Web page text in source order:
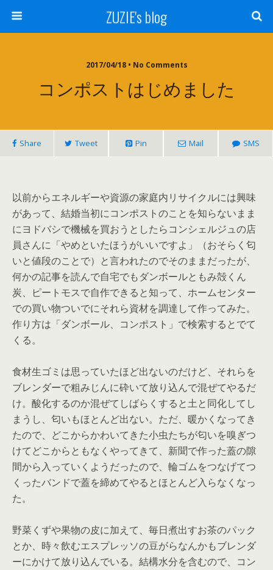
ZUZIE's blog
2017/04/18 • No Comments
コンポストはじめました
Share Tweet Pin Mail SMS
以前からエネルギーや資源の家庭内リサイクルには興味
があって、結婚当初にコンポストのことを知らないまま
にヨドバシで機械を買おうとしたらコンシェルジュの店
員さんに「やめといたほうがいいですよ」（おそらく匂
いと値段のことで）と言われたのでそのままだったが、
何かの記事を読んで自宅でもダンボールともみ殻くん
炭、ピートモスで自作できると知って、ホームセンター
での買い物ついでにそれら資材を調達して作ってみた。
作り方は「ダンボール、コンポスト」で検索するとでて
くる。
食材生ゴミは思っていたほど出ないのだけど、それらを
ブレンダーで粗みじんに砕いて放り込んで混ぜてやるだ
け。酸化するのか混ぜてしばらくすると土と同化してし
まうし、匂いもほとんど出ない。ただ、暖かくなってき
たので、どこからかわいてきた小虫たちが匂いを嗅ぎつ
けてどこからともなくやってきて、新聞で作った蓋の隙
間から入っていくようだったので、輪ゴムをつなげてつ
くったバンドで蓋を締めてやるとほとんど入らなくなっ
た。
野菜くずや果物の皮に加えて、毎日煮出すお茶のパック
とか、時々飲むエスプレッソの豆がらなんかもブレンダ
ーにかけて放り込んでいる。結構水分を含むので、コン